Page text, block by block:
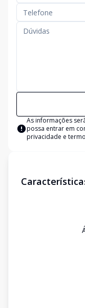
As informações
possa entrar em
privacidade e